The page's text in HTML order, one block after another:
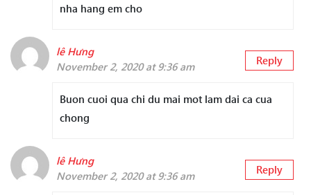
nha hang em cho
lê Hưng
November 2, 2020 at 9:36 am
Reply
Buon cuoi qua chi du mai mot lam dai ca cua
chong
lê Hưng
November 2, 2020 at 9:36 am
Reply